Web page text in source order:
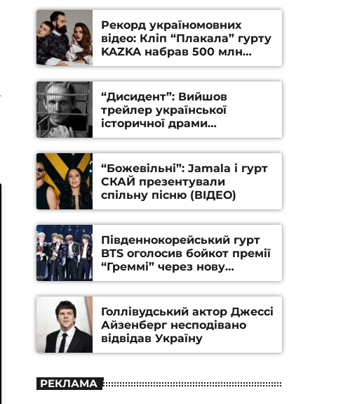
Рекорд україномовних
відео: Кліп “Плакала” гурту
KAZKA набрав 500 млн
переглядів на YouTube
“Дисидент”: Вийшов
трейлер української
історичної драми
Станіслава Гуренка та
Андрія Алфьорова (ВІДЕО)
“Божевільні”: Jamala і гурт
СКАЙ презентували
спільну пісню (ВІДЕО)
Південнокорейський гурт
BTS оголосив бойкот премії
“Греммі” через нову
номінацію
Голлівудський актор Джессі
Айзенберг несподівано
відвідав Україну
РЕКЛАМА